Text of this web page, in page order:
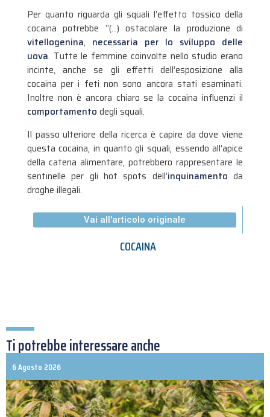
Per quanto riguarda gli squali l’effetto tossico della
cocaina potrebbe “(…) ostacolare la produzione di
vitellogenina, necessaria per lo sviluppo delle
uova. Tutte le femmine coinvolte nello studio erano
incinte, anche se gli effetti dell’esposizione alla
cocaina per i feti non sono ancora stati esaminati.
Inoltre non è ancora chiaro se la cocaina influenzi il
comportamento degli squali.
Il passo ulteriore della ricerca è capire da dove viene
questa cocaina, in quanto gli squali, essendo all’apice
della catena alimentare, potrebbero rappresentare le
sentinelle per gli hot spots dell’inquinamento da
droghe illegali.
Vai all'articolo originale
COCAINA
Ti potrebbe interessare anche
6 Agosto 2026